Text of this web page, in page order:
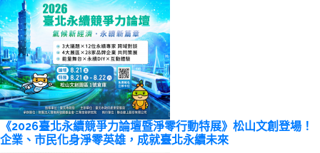
《2026臺北永續競爭力論壇暨淨零行動特展》松山文創登場！
企業、市民化身淨零英雄，成就臺北永續未來